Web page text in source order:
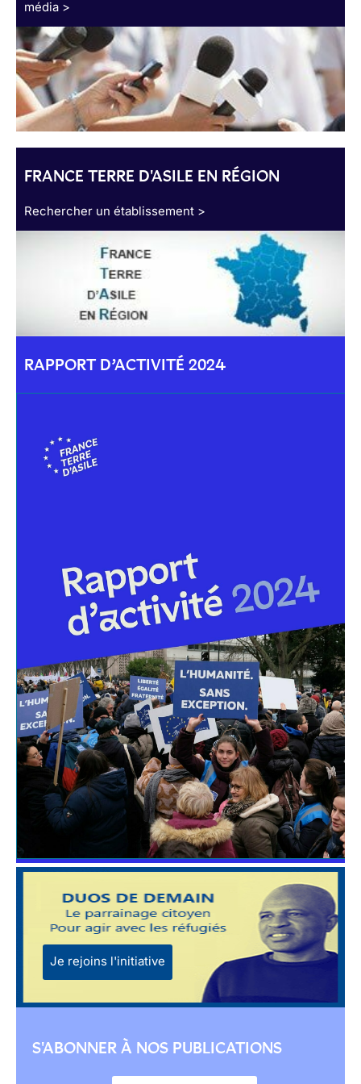
média >
FRANCE TERRE D'ASILE EN RÉGION
Rechercher un établissement >
RAPPORT D’ACTIVITÉ 2024
Je rejoins l'initiative
S'ABONNER À NOS PUBLICATIONS